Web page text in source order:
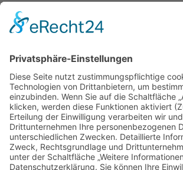
Kontakt
Mitgliederbereich
Umsetzung: DOUBLE-A-DESIGN